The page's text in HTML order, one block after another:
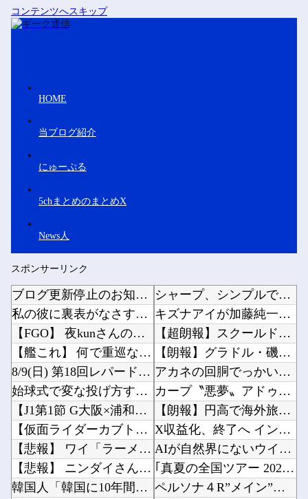
コンテンツへスキップ
HOME
当ブログ紹介
にゅーぷる
5chまとめのまとめX
News人
スポンサーリンク
ブログ更新停止のお知らせ
私の彼に裏表がなさすぎる 第3話
【FGO】 夜kunさんのモルガンイラスト！！ 蝶の羽好きです！
【艦これ】 何で重巡なのに先制雷撃撃つんですか
8/9(日) 第18回レパードステークス(GⅢ)
始球式で変な投げ方する人って結構いるけどさ
【J1第1節 G大阪×浦和】 G大阪が逆転勝利で開幕白星スタート！数的優位の中で逆転を許す...
【仮面ライダーカブト】 予告で敵に２０年前の旧式扱いされてたけど…
【悲報】 ワイ「ラーメン一袋だけじゃ足らんわ！二袋作ったろ！」→結果ｗｗｗ
【悲報】 ニンダイさん、ピークが開幕大谷翔平のがっかりダイレクトだったと言われてしまう
韓国人「韓国に10年間の出場権剥奪や過去ワールドカップ、オリンピック予選の記録削除を要求す...
シャープ、シンプルで使いやすいオーブンレンジ「RE-WF187」他
キズナアイが加藤純一と絡み出したけどどうなんだ？他
【超朗報】スクールドッグを導入した学校、不登校が激減→JK「犬のために学校行きたくなる」他
【朗報】グラドル・磯部優花、次に爆売れ間違いなしのイベントが話題にｗｗｗｗ他
アカネの回胴でっかいどう #04【「スマスロ とある魔術の禁書目録2」アカネ初 新台実戦!...
カープ〝悪夢〟アドゥワが筒香にサヨナラ被弾。坂倉11号！斉藤優5回2失点！辻遠藤ら0封も高...
【朗報】円高で海外旅行勢が大興奮→30カ国目の猛者に一同尊敬ｗｗｗ他
X収益化、終了へ インプレゾンビやパクツイの一掃なるか！？他
AIが自然界にないウイルスを設計、16種類で増殖を確認…米スタンフォード大！他
｢真夏の全国ツアー 2026 福岡公演 day1｣ セットリストがコチラ！！！【乃木坂46...
ペルソナ４R”メイン”ヒロインの里中千枝さん、来ている服と声がかわいかっただけという事実が...